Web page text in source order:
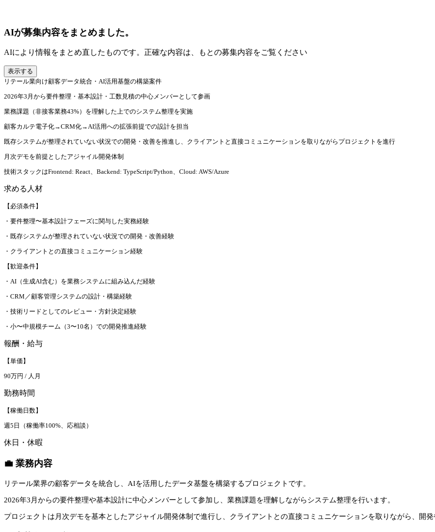
AIが募集内容をまとめました。
AIにより情報をまとめ直したものです。正確な内容は、もとの募集内容をご覧ください
表示する
リテール業向け顧客データ統合・AI活用基盤の構築案件
2026年3月から要件整理・基本設計・工数見積の中心メンバーとして参画
業務課題（非接客業務43%）を理解した上でのシステム整理を実施
顧客カルテ電子化→CRM化→AI活用への拡張前提での設計を担当
既存システムが整理されていない状況での開発・改善を推進し、クライアントと直接コミュニケーションを取りながらプロジェクトを進行
月次デモを前提としたアジャイル開発体制
技術スタックはFrontend: React、Backend: TypeScript/Python、Cloud: AWS/Azure
求める人材
【必須条件】
・要件整理〜基本設計フェーズに関与した実務経験
・既存システムが整理されていない状況での開発・改善経験
・クライアントとの直接コミュニケーション経験
【歓迎条件】
・AI（生成AI含む）を業務システムに組み込んだ経験
・CRM／顧客管理システムの設計・構築経験
・技術リードとしてのレビュー・方針決定経験
・小〜中規模チーム（3〜10名）での開発推進経験
報酬・給与
【単価】
90万円 / 人月
勤務時間
【稼働日数】
週5日（稼働率100%、応相談）
休日・休暇
💼 業務内容
リテール業界の顧客データを統合し、AIを活用したデータ基盤を構築するプロジェクトです。
2026年3月からの要件整理や基本設計に中心メンバーとして参加し、業務課題を理解しながらシステム整理を行います。
プロジェクトは月次デモを基本としたアジャイル開発体制で進行し、クライアントとの直接コミュニケーションを取りながら、開発